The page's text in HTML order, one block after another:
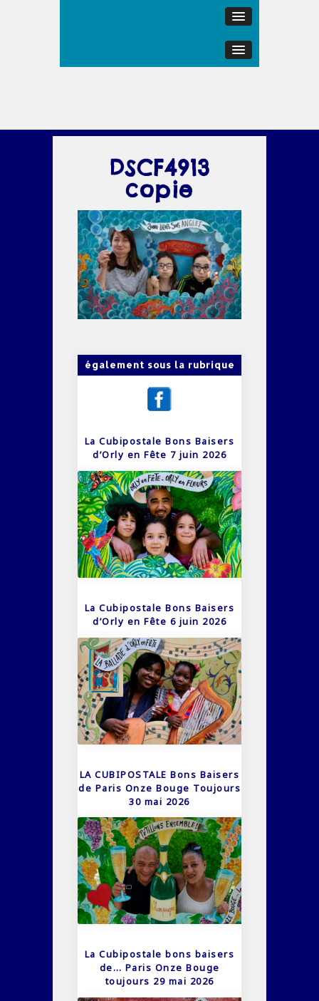
DSCF4913
copie
également sous la rubrique
La Cubipostale Bons Baisers
d’Orly en Fête 7 juin 2026
La Cubipostale Bons Baisers
d’Orly en Fête 6 juin 2026
LA CUBIPOSTALE Bons Baisers
de Paris Onze Bouge Toujours
30 mai 2026
La Cubipostale bons baisers
de… Paris Onze Bouge
toujours 29 mai 2026